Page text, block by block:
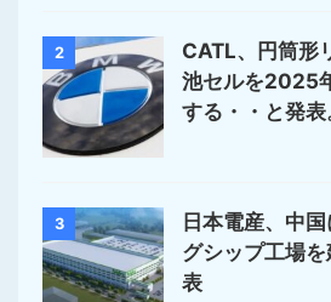
2
CATL、円筒形
池セルを2025
する・・と発表
3
日本電産、中
グシップ工場
表